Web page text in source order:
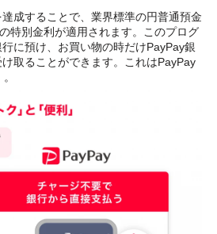
成することで、業界標準の円普通預金
別金利が適用されます。このプログ
に預け、お買い物の時だけPayPay銀
取ることができます。これはPayPay